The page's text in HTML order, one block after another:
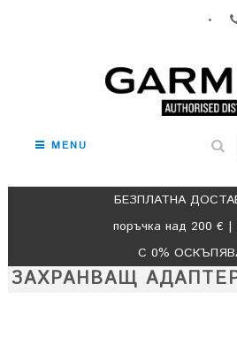
•
MENU
БЕЗПЛАТНА
поръчка над 200 €
С 0%
ЗАХРАНВАЩ АДАПТЕР